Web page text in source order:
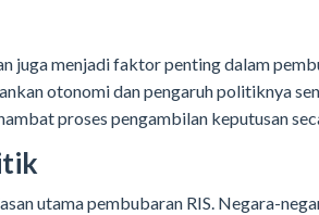
juga menjadi faktor penting dalam
otonomi dan pengaruh politiknya
proses pengambilan keputusan
utama pembubaran RIS. Negara-